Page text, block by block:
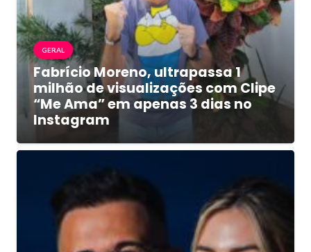
GERAL
Fabrício Moreno, ultrapassa 1
milhão de visualizações com Clipe
“Me Ama” em apenas 3 dias no
Instagram